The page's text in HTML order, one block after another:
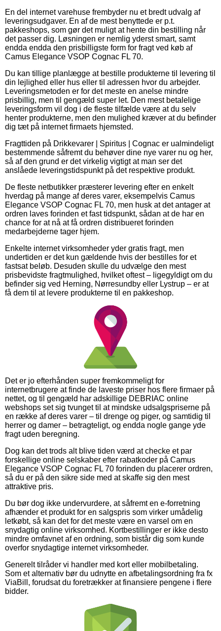
En del internet varehuse frembyder nu et bredt udvalg af
leveringsudgaver. En af de mest benyttede er p.t.
pakkeshops, som gør det muligt at hente din bestilling når
det passer dig. Løsningen er nemlig yderst smart, samt
endda endda den prisbilligste form for fragt ved køb af
Camus Elegance VSOP Cognac FL 70.
Du kan tillige planlægge at bestille produkterne til levering til
din lejlighed eller hus eller til adressen hvor du arbejder.
Leveringsmetoden er for det meste en anelse mindre
prisbillig, men til gengæld super let. Den mest betalelige
leveringsform vil dog i de fleste tilfælde være at du selv
henter produkterne, men den mulighed kræver at du befinder
dig tæt på internet firmaets hjemsted.
Fragttiden på Drikkevarer | Spiritus | Cognac er ualmindeligt
bestemmende såfremt du behøver dine nye varer nu og her,
så af den grund er det virkelig vigtigt at man ser det
anslåede leveringstidspunkt på det respektive produkt.
De fleste netbutikker præsterer levering efter en enkelt
hverdag på mange af deres varer, eksempelvis Camus
Elegance VSOP Cognac FL 70, men husk at det antager at
ordren laves forinden et fast tidspunkt, sådan at de har en
chance for at nå at få ordren distribueret forinden
medarbejderne tager hjem.
Enkelte internet virksomheder yder gratis fragt, men
undertiden er det kun gældende hvis der bestilles for et
fastsat beløb. Desuden skulle du udvælge den mest
prisbevidste fragtmulighed, hvilket oftest – ligegyldigt om du
befinder sig ved Herning, Nørresundby eller Lystrup – er at
få dem til at levere produkterne til en pakkeshop.
Det er jo efterhånden super fremkommeligt for
internetbrugere at finde de laveste priser hos flere firmaer på
nettet, og til gengæld har adskillige DEBRIAC online
webshops set sig tvunget til at mindske udsalgspriserne på
en række af deres varer – til drenge og piger, og samtidig til
herrer og damer – betragteligt, og endda nogle gange yde
fragt uden beregning.
Dog kan det trods alt blive tiden værd at checke et par
forskellige online selskaber efter rabatkoder på Camus
Elegance VSOP Cognac FL 70 forinden du placerer ordren,
så du er på den sikre side med at skaffe sig den mest
attraktive pris.
Du bør dog ikke undervurdere, at såfremt en e-forretning
afhænder et produkt for en salgspris som virker umådelig
letkøbt, så kan det for det meste være en varsel om en
snydagtig online virksomhed. Kortbestillinger er ikke desto
mindre omfavnet af en ordning, som bistår dig som kunde
overfor snydagtige internet virksomheder.
Generelt tilråder vi handler med kort eller mobilbetaling.
Som et alternativ bør du udnytte en afbetalingsordning fra fx
ViaBill, forudsat du foretrækker at finansiere pengene i flere
bidder.